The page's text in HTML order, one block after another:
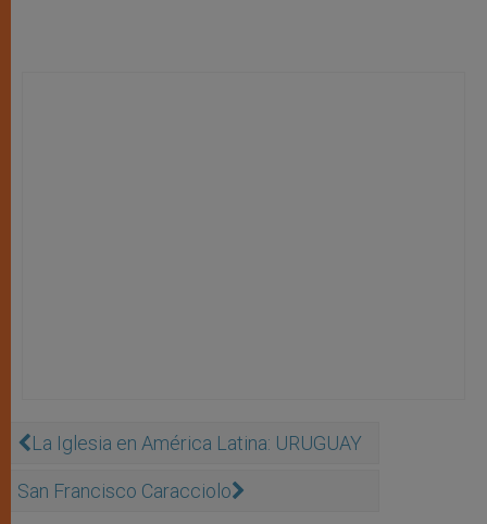
La Iglesia en América Latina: URUGUAY
San Francisco Caracciolo